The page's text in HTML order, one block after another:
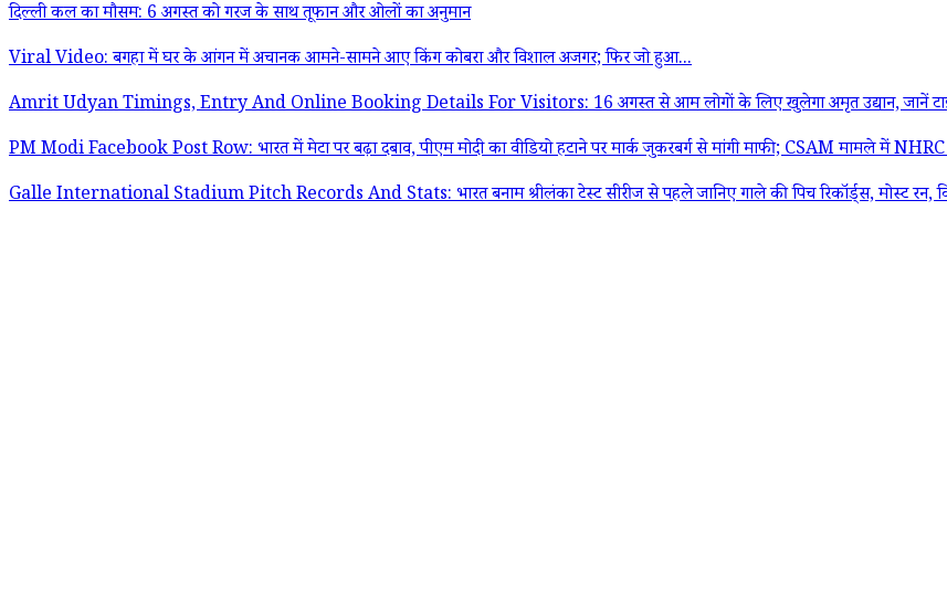
दिल्ली कल का मौसम: 6 अगस्त को गरज के साथ तूफान और ओलों का अनुमान
Viral Video: बगहा में घर के आंगन में अचानक आमने-सामने आए किंग कोबरा और विशाल अजगर; फिर जो हुआ...
Amrit Udyan Timings, Entry And Online Booking Details For Visitors: 16 अगस्त से आम लोगों के लिए खुलेगा अमृत उद्यान, जानें टाइमिंग,
PM Modi Facebook Post Row: भारत में मेटा पर बढ़ा दबाव, पीएम मोदी का वीडियो हटाने पर मार्क जुकरबर्ग से मांगी माफी; CSAM मामले में
Galle International Stadium Pitch Records And Stats: भारत बनाम श्रीलंका टेस्ट सीरीज से पहले जानिए गाले की पिच रिकॉर्ड्स, मोस्ट